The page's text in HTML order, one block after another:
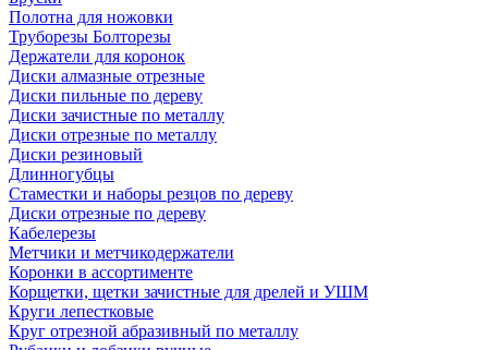
Полотна для ножовки
Труборезы Болторезы
Держатели для коронок
Диски алмазные отрезные
Диски пильные по дереву
Диски зачистные по металлу
Диски отрезные по металлу
Диски резиновый
Длинногубцы
Стаместки и наборы резцов по дереву
Диски отрезные по дереву
Кабелерезы
Метчики и метчикодержатели
Коронки в ассортименте
Корщетки, щетки зачистные для дрелей и УШМ
Круги лепестковые
Круг отрезной абразивный по металлу